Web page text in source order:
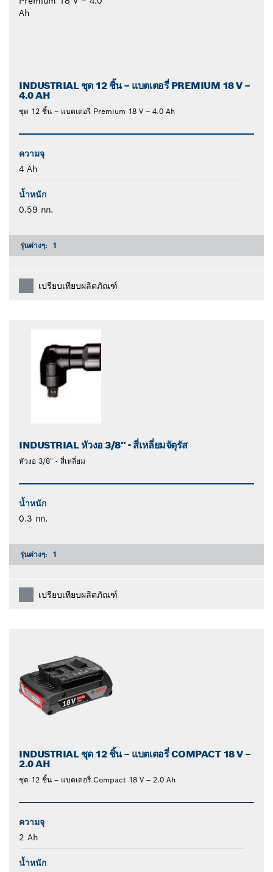
INDUSTRIAL ชุด 12 ชิ้น – แบตเตอรี่ PREMIUM 18 V –
4.0 AH
ชุด 12 ชิ้น – แบตเตอรี่ Premium 18 V – 4.0 Ah
ความจุ
4 Ah
น้ำหนัก
0.59 กก.
รุ่นต่างๆ: 1
เปรียบเทียบผลิตภัณฑ์
INDUSTRIAL หัวงอ 3/8'' - สี่เหลี่ยมจัตุรัส
หัวงอ 3/8" - สี่เหลี่ยม
น้ำหนัก
0.3 กก.
รุ่นต่างๆ: 1
เปรียบเทียบผลิตภัณฑ์
INDUSTRIAL ชุด 12 ชิ้น – แบตเตอรี่ COMPACT 18 V –
2.0 AH
ชุด 12 ชิ้น – แบตเตอรี่ Compact 18 V – 2.0 Ah
ความจุ
2 Ah
น้ำหนัก